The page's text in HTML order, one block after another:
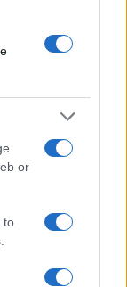
or
to